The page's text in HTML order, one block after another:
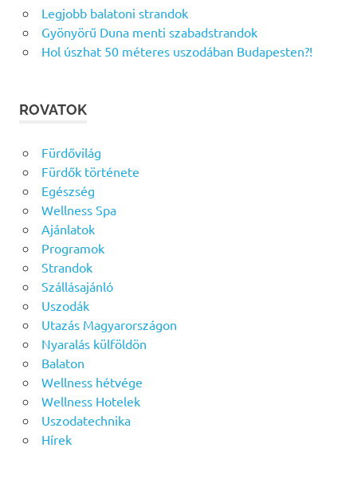
Legjobb balatoni strandok
Gyönyörű Duna menti szabadstrandok
Hol úszhat 50 méteres uszodában Budapesten?!
ROVATOK
Fürdővilág
Fürdők története
Egészség
Wellness Spa
Ajánlatok
Programok
Strandok
Szállásajánló
Uszodák
Utazás Magyarországon
Nyaralás külföldön
Balaton
Wellness hétvége
Wellness Hotelek
Uszodatechnika
Hírek